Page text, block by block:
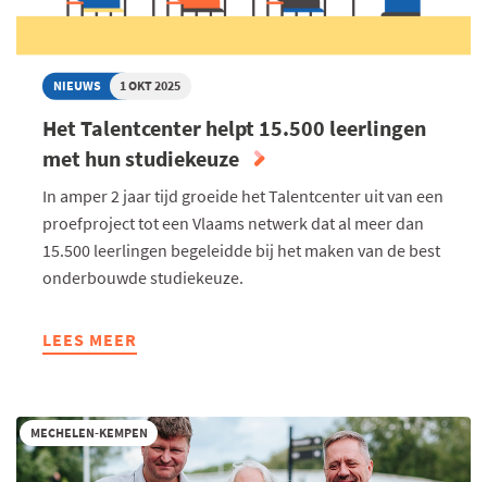
HELPEN
STUDIEKEUZE
NIEUWS 1 OKT 2025
Het Talentcenter helpt 15.500 leerlingen
met hun studiekeuze
In amper 2 jaar tijd groeide het Talentcenter uit van een
proefproject tot een Vlaams netwerk dat al meer dan
15.500 leerlingen begeleidde bij het maken van de best
onderbouwde studiekeuze.
LEES MEER
ABOUT
HELPT
15.500
LEERLINGEN
MECHELEN-KEMPEN